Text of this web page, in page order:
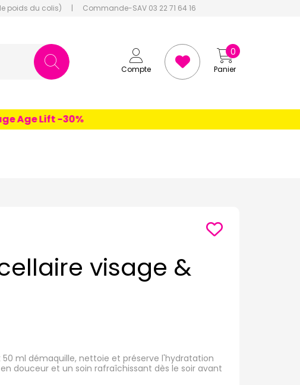
poids du colis) | Commande-SAV 03 22 71 64 16
Compte Panier
0
Age Lift -30%
visage &
50 ml démaquille, nettoie et préserve l'hydratation
douceur et un soin rafraîchissant dès le soir avant